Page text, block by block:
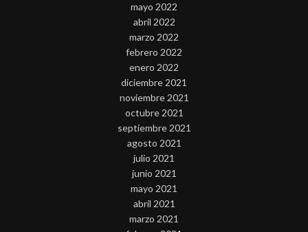
mayo 2022
abril 2022
marzo 2022
febrero 2022
enero 2022
diciembre 2021
noviembre 2021
octubre 2021
septiembre 2021
agosto 2021
julio 2021
junio 2021
mayo 2021
abril 2021
marzo 2021